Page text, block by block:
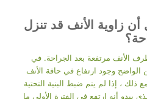
زاوية الأنف قد تنزل
الأنف مرتفعة بعد الجراحة. في
الواضح وجود ارتفاع في حافة الأنف
ذلك ، إذا لم يتم ضبط البنية التحتية
أنه ارتفع في الفترة الأولى ما